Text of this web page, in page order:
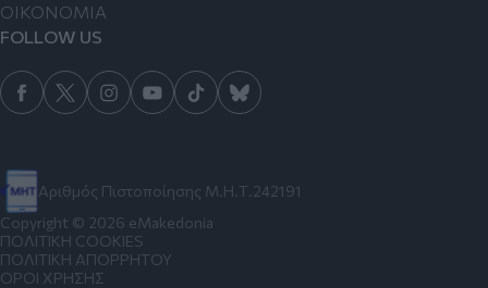
Αριθμός Πιστοποίησης Μ.Η.Τ.242191
ΟΙΚΟΝΟΜΙΑ
FOLLOW US
Copyright © 2026 eMakedonia
ΠΟΛΙΤΙΚΗ COOKIES
ΠΟΛΙΤΙΚΗ ΑΠΟΡΡΗΤΟΥ
ΟΡΟΙ ΧΡΗΣΗΣ